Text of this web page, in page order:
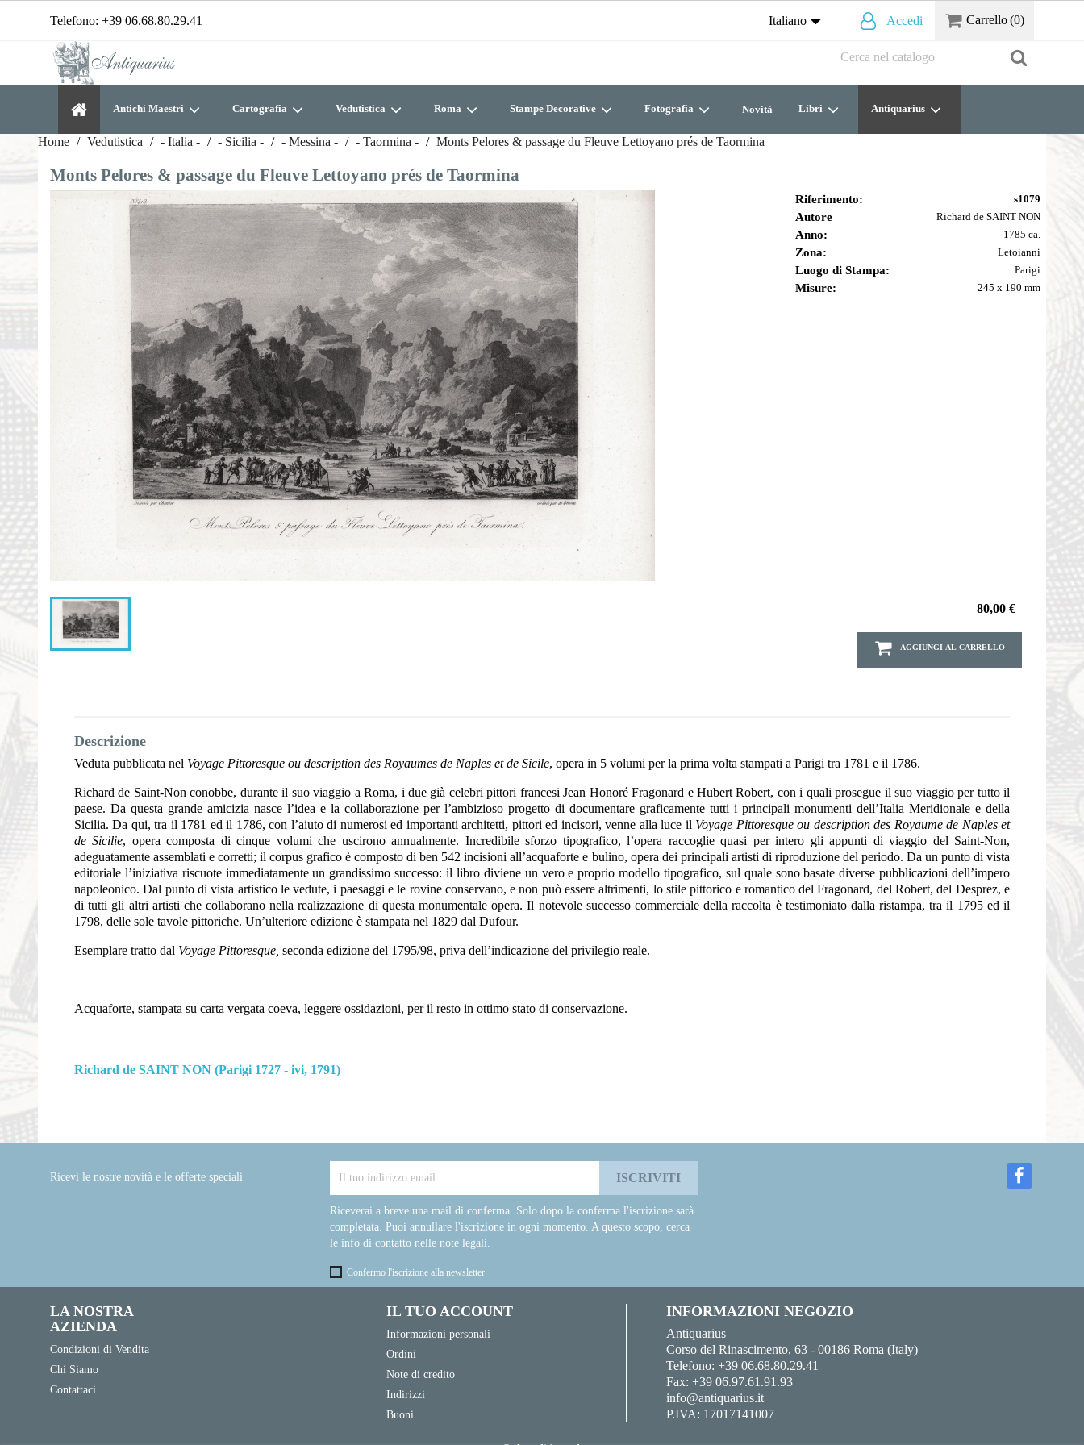
Telefono: +39 06.68.80.29.41 Italiano Accedi Carrello(0)
Antichi Maestri Cartografia Vedutistica Roma Stampe Decorative Fotografia Novità Libri Antiquarius
Home Vedutistica - Italia - - Sicilia - - Messina - - Taormina - Monts Pelores & passage du Fleuve Lettoyano prés de Taormina
Monts Pelores & passage du Fleuve Lettoyano prés de Taormina
Riferimento: s1079
Autore Richard de SAINT NON
Anno: 1785 ca.
Zona: Letoianni
Luogo di Stampa: Parigi
Misure: 245 x 190 mm
80,00 €
AGGIUNGI AL CARRELLO
Descrizione
Veduta pubblicata nel Voyage Pittoresque ou description des Royaumes de Naples et de Sicile, opera in 5 volumi per la prima volta stampati a Parigi tra 1781 e il 1786.
Richard de Saint-Non conobbe, durante il suo viaggio a Roma, i due già celebri pittori francesi Jean Honoré Fragonard e Hubert Robert, con i quali prosegue il suo viaggio per tutto il
paese. Da questa grande amicizia nasce l’idea e la collaborazione per l’ambizioso progetto di documentare graficamente tutti i principali monumenti dell’Italia Meridionale e della
Sicilia. Da qui, tra il 1781 ed il 1786, con l’aiuto di numerosi ed importanti architetti, pittori ed incisori, venne alla luce il Voyage Pittoresque ou description des Royaume de Naples et
de Sicilie, opera composta di cinque volumi che uscirono annualmente. Incredibile sforzo tipografico, l’opera raccoglie quasi per intero gli appunti di viaggio del Saint-Non,
adeguatamente assemblati e corretti; il corpus grafico è composto di ben 542 incisioni all’acquaforte e bulino, opera dei principali artisti di riproduzione del periodo. Da un punto di vista
editoriale l’iniziativa riscuote immediatamente un grandissimo successo: il libro diviene un vero e proprio modello tipografico, sul quale sono basate diverse pubblicazioni dell’impero
napoleonico. Dal punto di vista artistico le vedute, i paesaggi e le rovine conservano, e non può essere altrimenti, lo stile pittorico e romantico del Fragonard, del Robert, del Desprez, e
di tutti gli altri artisti che collaborano nella realizzazione di questa monumentale opera. Il notevole successo commerciale della raccolta è testimoniato dalla ristampa, tra il 1795 ed il
1798, delle sole tavole pittoriche. Un’ulteriore edizione è stampata nel 1829 dal Dufour.
Esemplare tratto dal Voyage Pittoresque, seconda edizione del 1795/98, priva dell’indicazione del privilegio reale.
Acquaforte, stampata su carta vergata coeva, leggere ossidazioni, per il resto in ottimo stato di conservazione.
Richard de SAINT NON (Parigi 1727 - ivi, 1791)
Ricevi le nostre novità e le offerte speciali
Riceverai a breve una mail di conferma. Solo dopo la conferma l'iscrizione sarà
completata. Puoi annullare l'iscrizione in ogni momento. A questo scopo, cerca
le info di contatto nelle note legali.
Confermo l'iscrizione alla newsletter
LA NOSTRA
AZIENDA
Condizioni di Vendita
Chi Siamo
Contattaci
IL TUO ACCOUNT
Informazioni personali
Ordini
Note di credito
Indirizzi
Buoni
INFORMAZIONI NEGOZIO
Antiquarius
Corso del Rinascimento, 63 - 00186 Roma (Italy)
Telefono:+39 06.68.80.29.41
Fax:+39 06.97.61.91.93
info@antiquarius.it
P.IVA: 17017141007